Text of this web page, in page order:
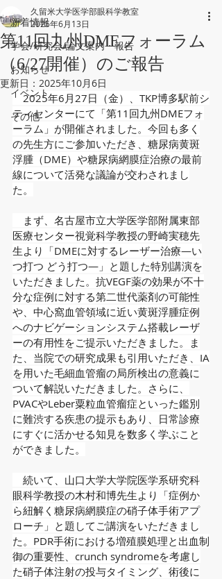
新着情報
学会/研究会/論文案内・報告
お知らせ
イベント
その他
第11回九州DMEフォーラム
（6/27開催）のご報告
久留米大学医学部眼科学教室
2025年6月13日
更新日： 2025年10月6日
2025年6月27日（金）、TKP博多駅前シ
ティセンターにて「第11回九州DMEフォ
ーラム」が開催されました。今回も多く
の先生方にご参加いただき、糖尿病黄斑
浮腫（DME）や糖尿病網膜症治療の最前
線について活発な議論が交わされまし
た。
まず、名古屋市立大学医学部附属東部
医療センター視覚科学教授の野崎実穂先
生より「DMEに対するレーザー治療―い
つ打つ どう打つ―」と題した特別講演を
いただきました。抗VEGF薬の効果が不十
分な症例に対する第二世代薬剤の可能性
や、中心窩血管領域に近い黄斑浮腫症例
へのナビゲーションシステム搭載レーザ
ーの有用性をご提示いただきました。ま
た、当院での研究成果も引用いただき、IA
を用いた毛細血管瘤の局所検出の意義に
ついて解説いただきました。さらに、
PVACやLeber粟粒血管瘤症といった鑑別
に難渋する疾患の提示もあり、日常診療
にすぐに活かせる知見を数多く学ぶこと
ができました。
続いて、山口大学大学院医学系研究科
眼科学教授の木村和博先生より「症例か
ら紐解く糖尿病網膜症の硝子体手術アプ
ローチ」と題してご講演をいただきまし
た。PDR手術における増殖膜処理と出血制
御の重要性、crunch syndromeを考慮し
た硝子体注射の投与タイミング、術後に